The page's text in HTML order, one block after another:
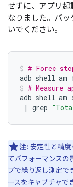
せずに、アプリ起
なりました。パ
いでください。
# Force
adb shell am
# Measure
adb shell am
|
grep
注: 安定性と精
てパフォーマンスの
プで繰り返し測定で
ースをキャプチャで